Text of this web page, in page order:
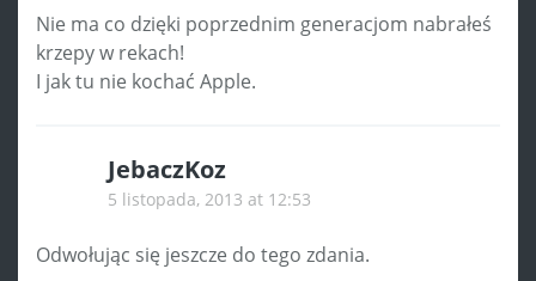
Nie ma co dzięki poprzednim generacjom nabrałeś
krzepy w rekach!
I jak tu nie kochać Apple.
JebaczKoz
5 listopada, 2013 at 12:53
Odwołując się jeszcze do tego zdania.